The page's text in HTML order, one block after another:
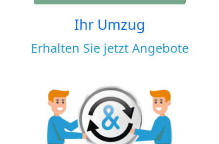
Ihr Umzug
Erhalten Sie jetzt Angebote